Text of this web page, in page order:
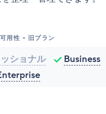
可用性 - 旧プラン
ショナル
Business